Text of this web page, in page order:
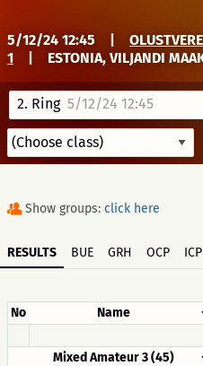
5/12/24 12:45
1
ESTONIA, VILJANDI
2. Ring5/12/24 12:45
Show groups: click here
RESULTS BUE GRH OCP ICP
No Name
Mixed Amateur 3 (45)